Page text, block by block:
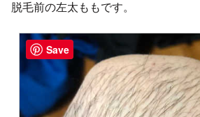
脱毛前の左太ももです。
Save